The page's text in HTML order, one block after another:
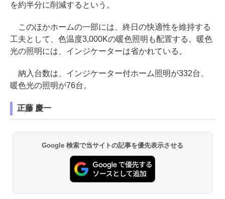
を約半分に削減するという。
このほかホームの一部には、終日の快適性を維持する
工夫として、色温度3,000Kの暖色照明も配置する。暖色
光の照明には、インジケーターは省かれている。
納入台数は、インジケーター付ホーム照明が332台、
暖色光の照明が76台。
正藤 慶一
Google 検索で当サイトの記事を優先表示させる